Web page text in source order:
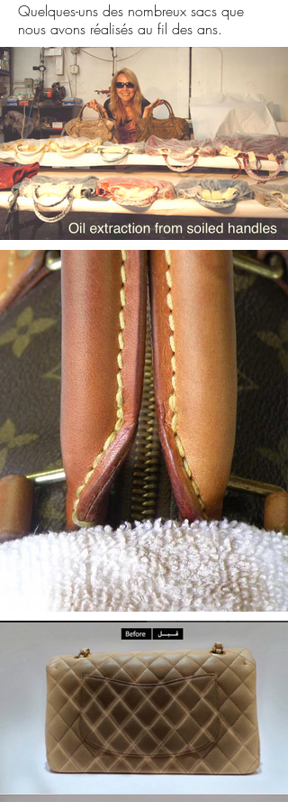
Quelques-uns des nombreux sacs que
nous avons réalisés au fil des ans.